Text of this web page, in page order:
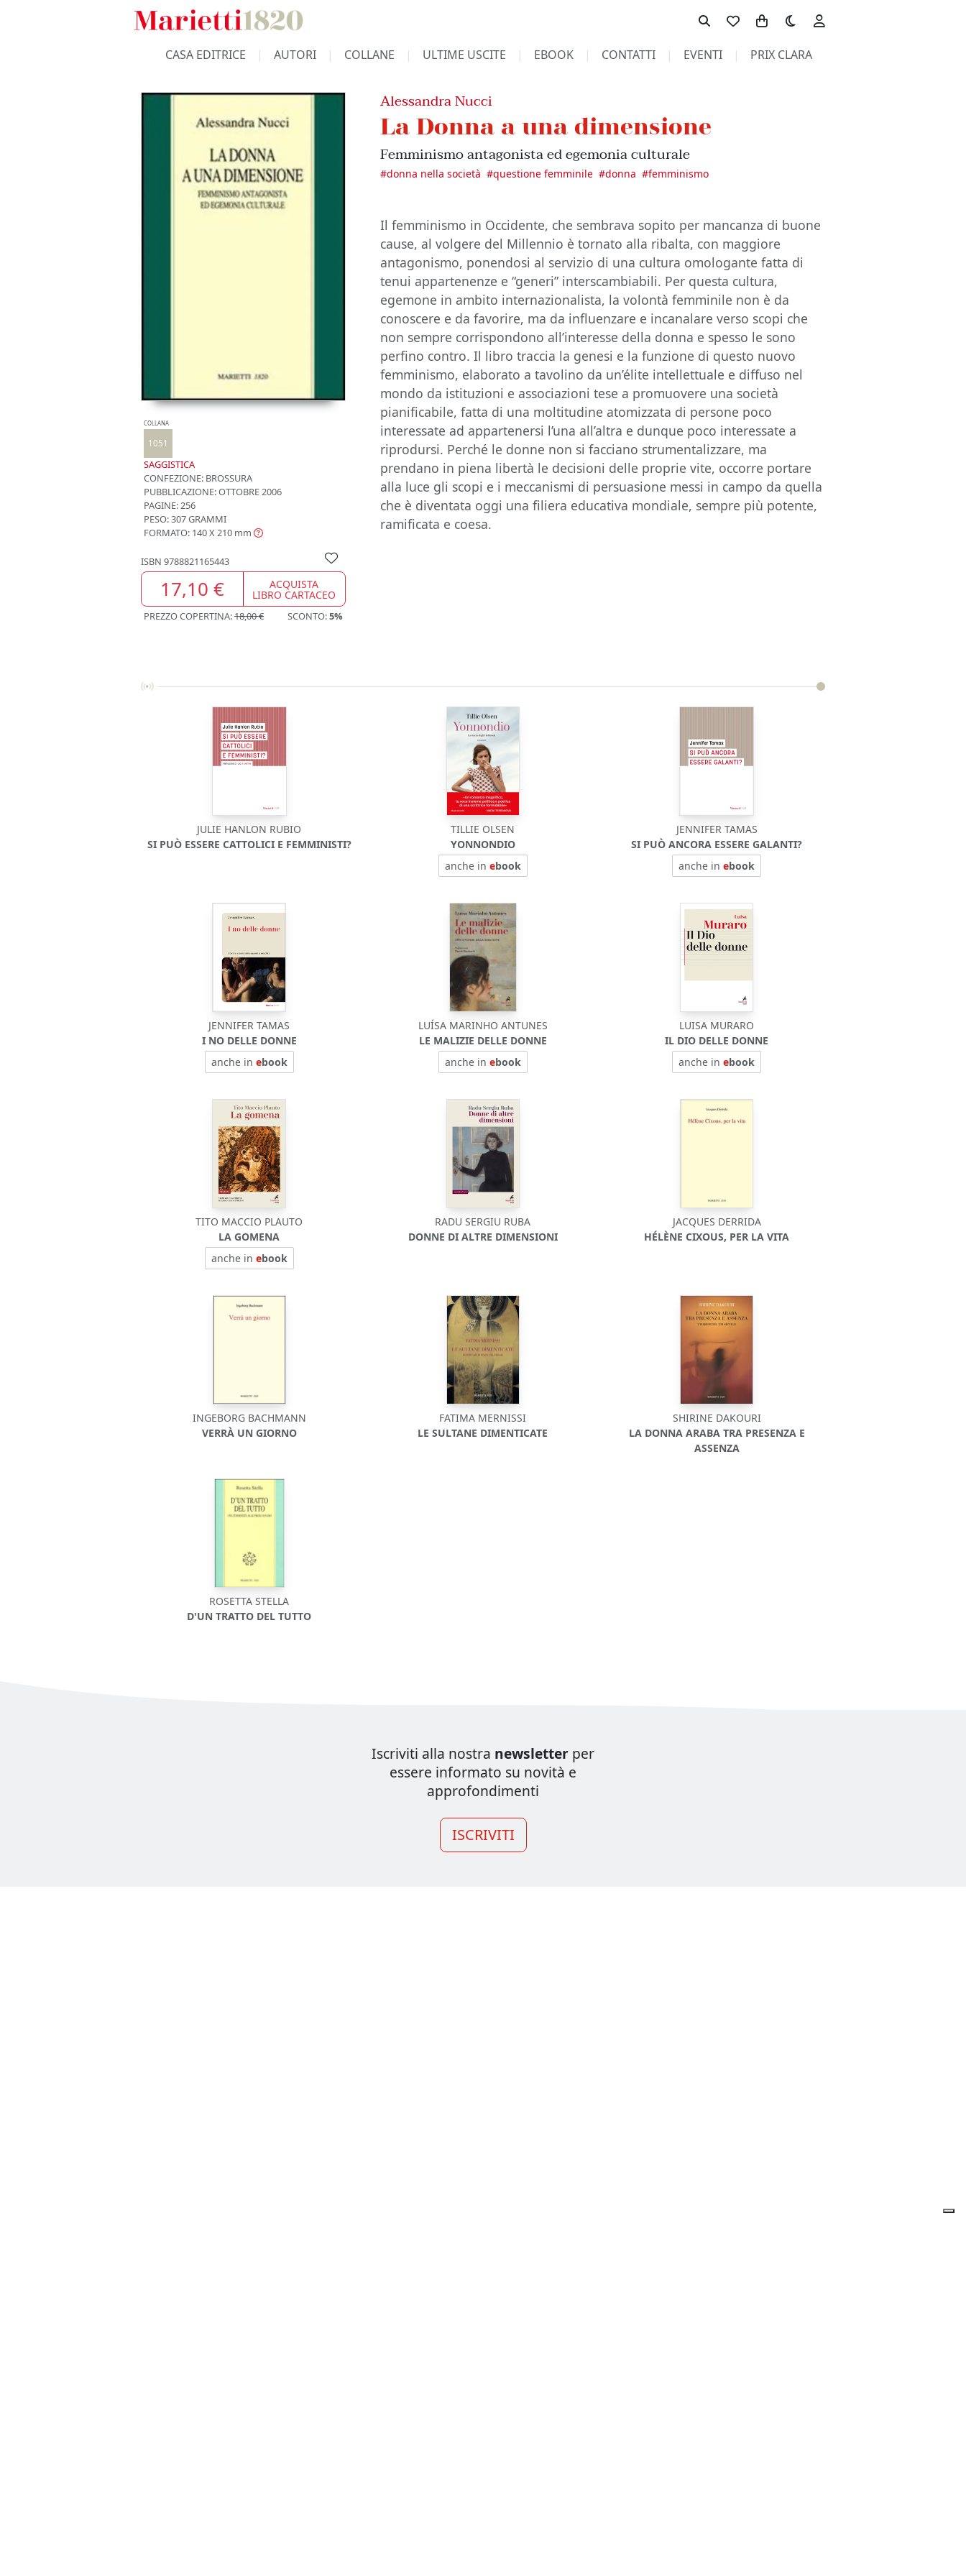
Toggle theme
CASA EDITRICE AUTORI COLLANE ULTIME USCITE EBOOK CONTATTI EVENTI PRIX CLARA
COLLANA
1051
SAGGISTICA
CONFEZIONE: BROSSURA
PUBBLICAZIONE:OTTOBRE 2006
PAGINE: 256
PESO: 307 GRAMMI
FORMATO: 140 X 210 mm
ISBN 9788821165443
17,10 € ACQUISTA
LIBRO CARTACEO
PREZZO COPERTINA:18,00 € SCONTO:5%
Alessandra Nucci
La Donna a una dimensione
Femminismo antagonista ed egemonia culturale
#donna nella società #questione femminile #donna #femminismo
Il femminismo in Occidente, che sembrava sopito per mancanza di buone
cause, al volgere del Millennio è tornato alla ribalta, con maggiore
antagonismo, ponendosi al servizio di una cultura omologante fatta di
tenui appartenenze e “generi” interscambiabili. Per questa cultura,
egemone in ambito internazionalista, la volontà femminile non è da
conoscere e da favorire, ma da influenzare e incanalare verso scopi che
non sempre corrispondono all’interesse della donna e spesso le sono
perfino contro. Il libro traccia la genesi e la funzione di questo nuovo
femminismo, elaborato a tavolino da un’élite intellettuale e diffuso nel
mondo da istituzioni e associazioni tese a promuovere una società
pianificabile, fatta di una moltitudine atomizzata di persone poco
interessate ad appartenersi l’una all’altra e dunque poco interessate a
riprodursi. Perché le donne non si facciano strumentalizzare, ma
prendano in piena libertà le decisioni delle proprie vite, occorre portare
alla luce gli scopi e i meccanismi di persuasione messi in campo da quella
che è diventata oggi una filiera educativa mondiale, sempre più potente,
ramificata e coesa.
JULIE HANLON RUBIO
SI PUÒ ESSERE CATTOLICI E FEMMINISTI?
TILLIE OLSEN
YONNONDIO
anche in ebook
JENNIFER TAMAS
SI PUÒ ANCORA ESSERE GALANTI?
anche inebook
JENNIFER TAMAS
I NO DELLE DONNE
anche in ebook
LUÍSA MARINHO ANTUNES
LE MALIZIE DELLE DONNE
anche in ebook
LUISA MURARO
IL DIO DELLE DONNE
anche inebook
TITO MACCIO PLAUTO
LA GOMENA
anche in ebook
RADU SERGIU RUBA
DONNE DI ALTRE DIMENSIONI
JACQUES DERRIDA
HÉLÈNE CIXOUS, PER LA VITA
INGEBORG BACHMANN
VERRÀ UN GIORNO
FATIMA MERNISSI
LE SULTANE DIMENTICATE
SHIRINE DAKOURI
LA DONNA ARABA TRA PRESENZA E
ASSENZA
ROSETTA STELLA
D'UN TRATTO DEL TUTTO
Iscriviti alla nostra newsletter per
essere informato su novità e
approfondimenti
ISCRIVITI